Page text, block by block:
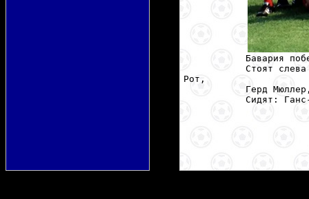
Бавария
Стоят
Рот,
Герд
Сидят: